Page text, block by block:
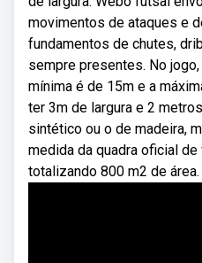
movimentos de ataques e
fundamentos de chutes,
sempre presentes. No
mínima é de 15m e a
ter 3m de largura e 2
sintético ou o de madeira,
medida da quadra oficial
totalizando 800 m2 de área.